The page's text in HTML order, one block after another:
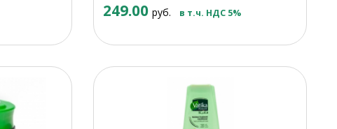
249.00 руб. в т.ч. НДС 5%